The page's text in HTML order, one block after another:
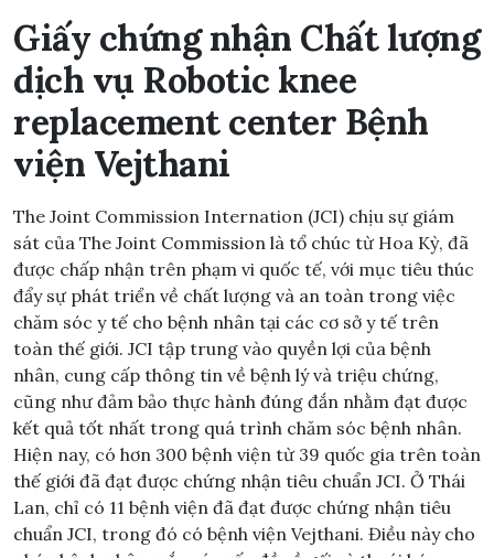
Giấy chứng nhận Chất lượng
dịch vụ Robotic knee
replacement center Bệnh
viện Vejthani
The Joint Commission Internation (JCI) chịu sự giám
sát của The Joint Commission là tổ chúc từ Hoa Kỳ, đã
được chấp nhận trên phạm vi quốc tế, với mục tiêu thúc
đẩy sự phát triển về chất lượng và an toàn trong việc
chăm sóc y tế cho bệnh nhân tại các cơ sở y tế trên
toàn thế giới. JCI tập trung vào quyền lợi của bệnh
nhân, cung cấp thông tin về bệnh lý và triệu chứng,
cũng như đảm bảo thực hành đúng đắn nhằm đạt được
kết quả tốt nhất trong quá trình chăm sóc bệnh nhân.
Hiện nay, có hơn 300 bệnh viện từ 39 quốc gia trên toàn
thế giới đã đạt được chứng nhận tiêu chuẩn JCI. Ở Thái
Lan, chỉ có 11 bệnh viện đã đạt được chứng nhận tiêu
chuẩn JCI, trong đó có bệnh viện Vejthani. Điều này cho